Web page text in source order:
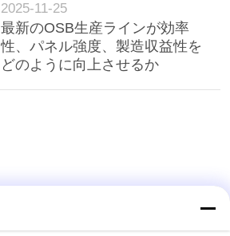
2025-11-25
最新のOSB生産ラインが効率
性、パネル強度、製造収益性を
どのように向上させるか